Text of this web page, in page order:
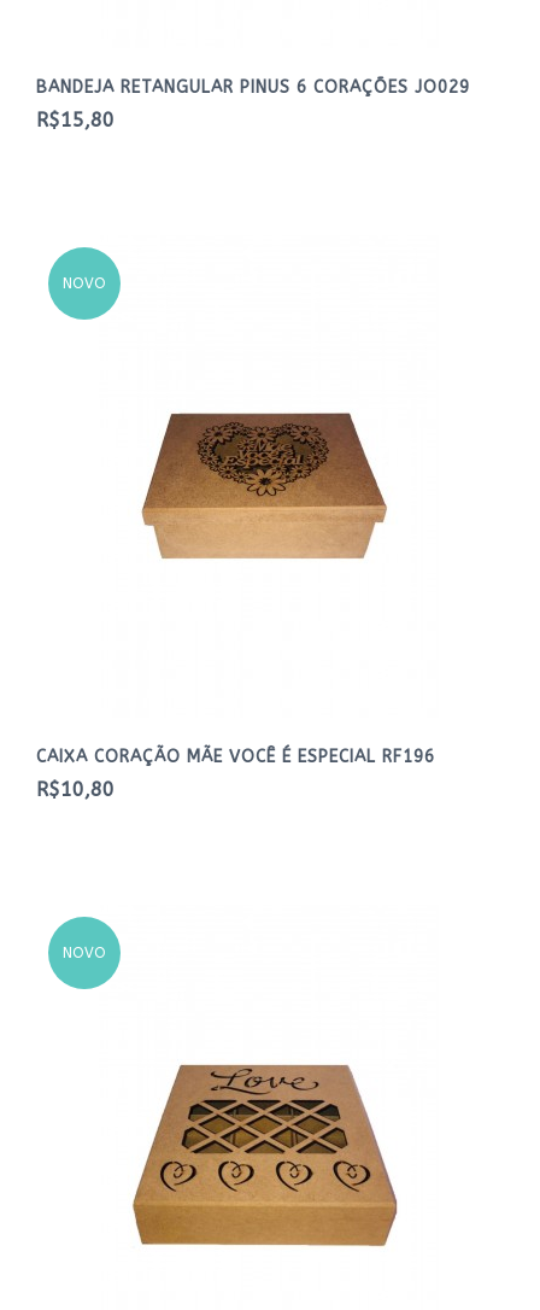
BANDEJA RETANGULAR PINUS 6 CORAÇÕES JO029
R$15,80
NOVO
CAIXA CORAÇÃO MÃE VOCÊ É ESPECIAL RF196
R$10,80
NOVO